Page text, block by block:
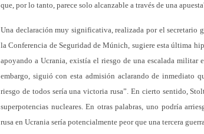
que, por lo tanto, parece solo alcanzable a través de una
Una declaración muy significativa, realizada por el secretario
la Conferencia de Seguridad de Múnich, sugiere esta última
apoyando a Ucrania, existía el riesgo de una escalada militar
embargo, siguió con esta admisión aclarando de inmediato
riesgo de todos sería una victoria rusa”. En cierto sentido,
superpotencias nucleares. En otras palabras, uno podría
rusa en Ucrania sería potencialmente peor que una tercera